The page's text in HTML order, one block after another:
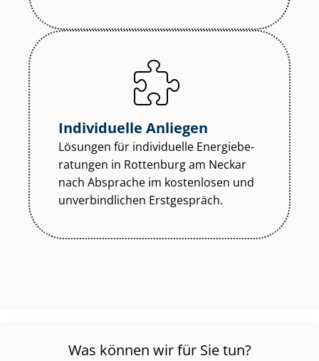
Individuelle Anliegen
Lösungen für individuelle En­er­gie­be­
ra­tun­gen in Rottenburg am Neckar
nach Absprache im kostenlosen und
unverbindlichen Erstgespräch.
Was können wir für Sie tun?